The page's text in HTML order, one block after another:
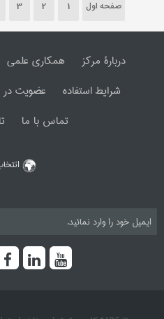
صفحه اول 1
2
3
دربارۀ مرکز همکاری علمی
شرایط استفاده
عضویت در
تماس با ما